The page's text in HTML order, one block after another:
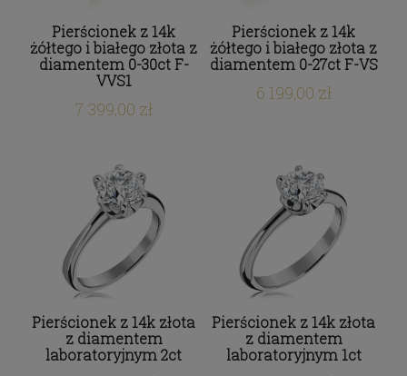
Pierścionek z 14k
żółtego i białego złota z
diamentem 0-30ct F-
VVS1
7 399,00 zł
Pierścionek z 14k
żółtego i białego złota z
diamentem 0-27ct F-VS
6 199,00 zł
Pierścionek z 14k złota
z diamentem
laboratoryjnym 2ct
Pierścionek z 14k złota
z diamentem
laboratoryjnym 1ct